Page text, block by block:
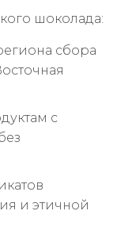
шоколада:
сбора
с
и этичной